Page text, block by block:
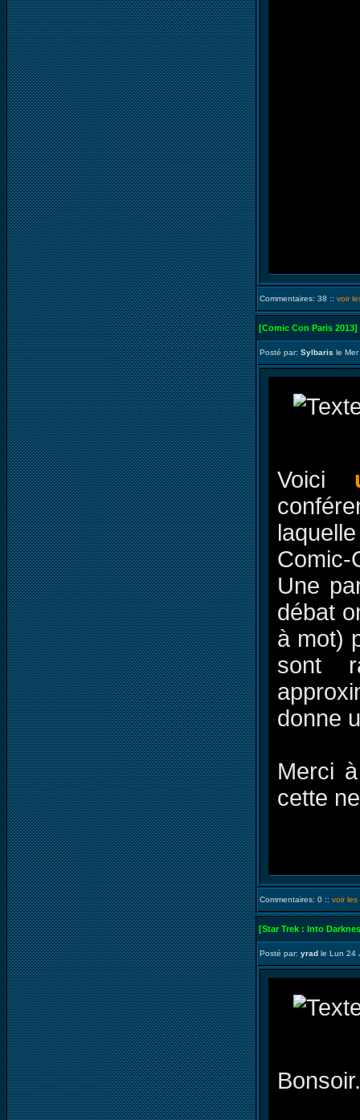
Commentaires: 38 :: voir
[Comic Con Paris 2013]
Posté par: Sylbaris le
Voici
Comic-
Une
débat
à mot)
sont
donne
Merci
cette
Commentaires: 0 :: voir les
[Star Trek : Into
Posté par: yrad le Lun 24